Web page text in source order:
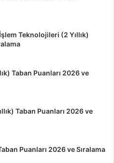
Teknolojileri (2 Yıllık)
Taban Puanları 2026 ve
Taban Puanları 2026 ve
Puanları 2026 ve Sıralama